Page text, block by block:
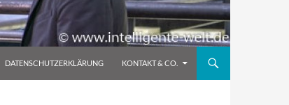
DATENSCHUTZERKLÄRUNG KONTAKT & CO.